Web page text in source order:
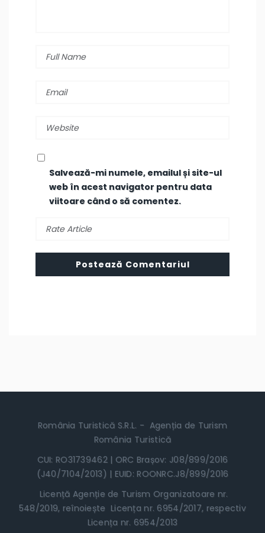
Salvează-mi numele, emailul și site-ul
web în acest navigator pentru data
viitoare când o să comentez.
România Turistică S.R.L. - Agenția de Turism
România Turistică
CUI: RO31739462 | ORC Brașov: J08/899/2016
(J40/7104/2013) | EUID: ROONRC.J8/899/2016
Licență Agenție de Turism Organizatoare nr.
548/2019, reînoiește Licența nr. 6954/2017, respectiv
Licența nr. 6954/2013